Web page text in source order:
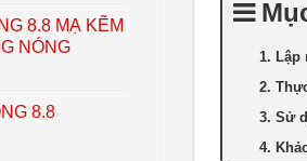
8.8 MẠ KẼM
NÓNG
8.8
1. Lập
2.
3. Sử
4.